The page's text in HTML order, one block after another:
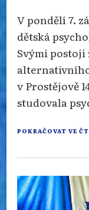
V pondělí 7.
dětská
Svými postoji
v Prostějově
studovala
POKRAČOVAT VE